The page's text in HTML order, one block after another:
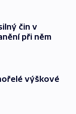
čin v
při něm
výškové